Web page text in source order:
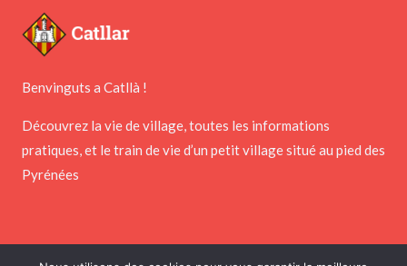
Benvinguts a Catllà !
Découvrez la vie de village, toutes les informations
pratiques, et le train de vie d’un petit village situé au pied des
Pyrénées